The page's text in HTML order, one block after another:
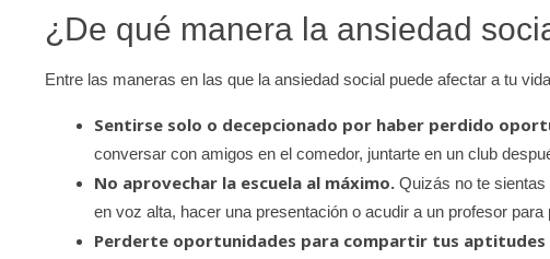
¿De qué manera la ansiedad
Entre las maneras en las que la ansiedad social puede afectar a tu
Sentirse solo o decepcionado por haber perdido
conversar con amigos en el comedor, juntarte en un club
No aprovechar la escuela al máximo. Quizás no te
en voz alta, hacer una presentación o acudir a un profesor para
Perderte oportunidades para compartir tus aptitudes